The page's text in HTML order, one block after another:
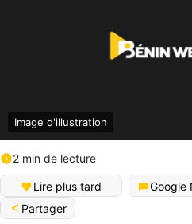
Image d'illustration
2 min de lecture
Lire plus tard Google
Partager